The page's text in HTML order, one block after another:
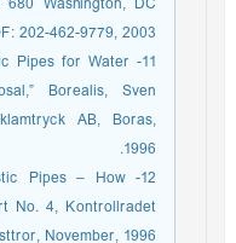
202-462-9779, 2003.
Pipes for Water
Borealis, Sven
AB, Boras,
1996.
Pipes – How
No. 4, Kontrollradet
November, 1996.